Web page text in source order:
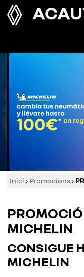
Inici › Promocions›
MICHELIN
CONSIGUE
MICHELIN